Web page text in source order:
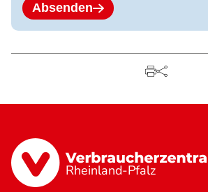
jpg
jpeg
pdf.
Absenden
Rheinland-Pfalz